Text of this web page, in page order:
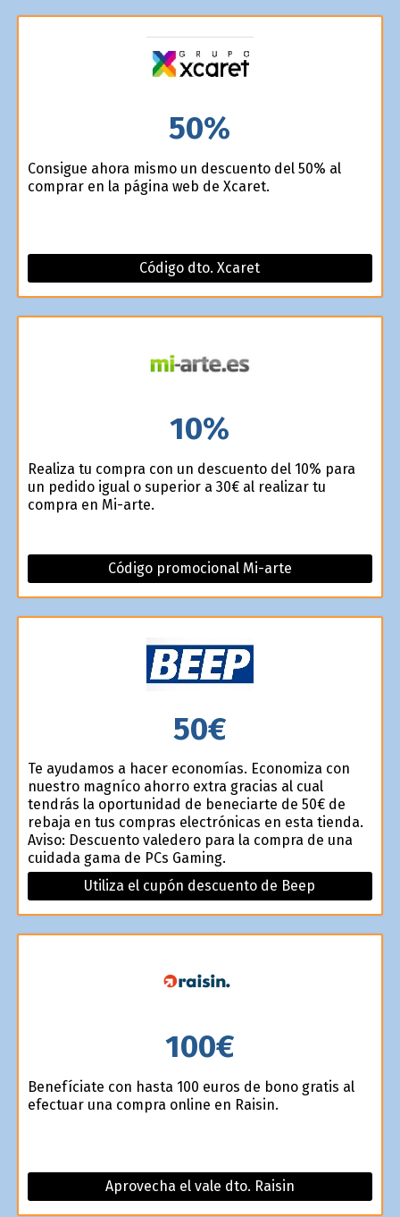
50%
Consigue ahora mismo un descuento del 50% al
comprar en la página web de Xcaret.
Código dto. Xcaret
10%
Realiza tu compra con un descuento del 10% para
un pedido igual o superior a 30€ al realizar tu
compra en Mi-arte.
Código promocional Mi-arte
50€
Te ayudamos a hacer economías. Economiza con
nuestro magnífico ahorro extra gracias al cual
tendrás la oportunidad de beneficiarte de 50€ de
rebaja en tus compras electrónicas en esta tienda.
Aviso: Descuento valedero para la compra de una
cuidada gama de PCs Gaming.
Utiliza el cupón descuento de Beep
100€
Benefíciate con hasta 100 euros de bono gratis al
efectuar una compra online en Raisin.
Aprovecha el vale dto. Raisin